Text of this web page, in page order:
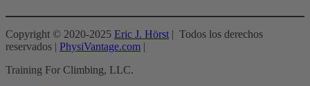
Copyright © 2020-2025 Eric J. Hörst | Todos los derechos
reservados | PhysiVantage.com |
Training For Climbing, LLC.